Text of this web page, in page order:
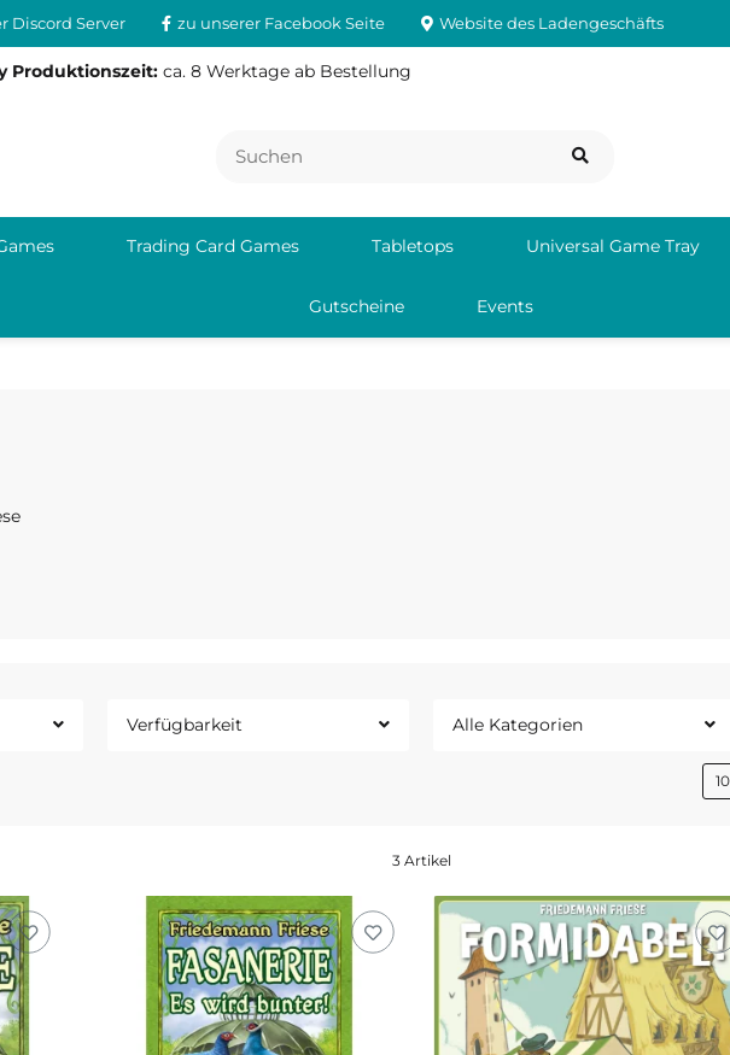
Discord Server zu unserer Facebook Seite Website des Ladengeschäfts
Produktionszeit: ca. 8 Werktage ab Bestellung
Trading Card Games Tabletops Universal Game Tray
Gutscheine Events
Verfügbarkeit Alle Kategorien
10
3 Artikel